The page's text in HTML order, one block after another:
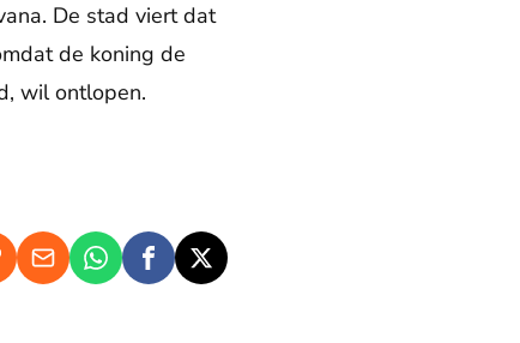
De stad viert dat
de koning de
wil ontlopen.